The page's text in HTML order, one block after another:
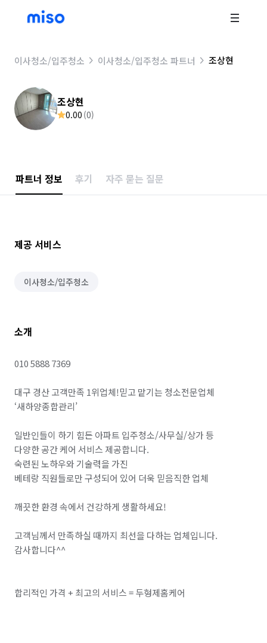
이사청소/입주청소 이사청소/입주청소 파트너 조상현
조상현
0.00 (0)
파트너 정보 후기 자주 묻는 질문
제공 서비스
이사청소/입주청소
소개
010 5888 7369
대구 경산 고객만족 1위업체!믿고 맡기는 청소전문업체
‘새하양종합관리’
일반인들이 하기 힘든 아파트 입주청소/사무실/상가 등
다양한 공간 케어 서비스 제공합니다.
숙련된 노하우와 기술력을 가진
베테랑 직원들로만 구성되어 있어 더욱 믿음직한 업체
깨끗한 환경 속에서 건강하게 생활하세요!
고객님께서 만족하실 때까지 최선을 다하는 업체입니다.
감사합니다^^
합리적인 가격 + 최고의 서비스 = 두형제홈케어